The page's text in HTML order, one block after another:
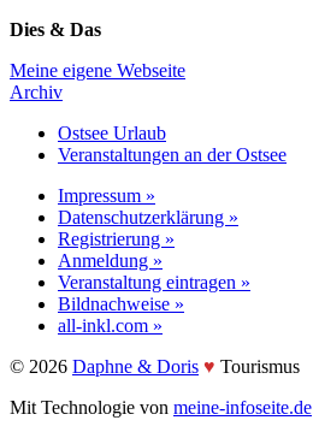
Dies & Das
Meine eigene Webseite
Archiv
Ostsee Urlaub
Veranstaltungen an der Ostsee
Impressum »
Datenschutzerklärung »
Registrierung »
Anmeldung »
Veranstaltung eintragen »
Bildnachweise »
all-inkl.com »
©️ 2026 Daphne & Doris ♥️ Tourismus
Mit Technologie von meine-infoseite.de